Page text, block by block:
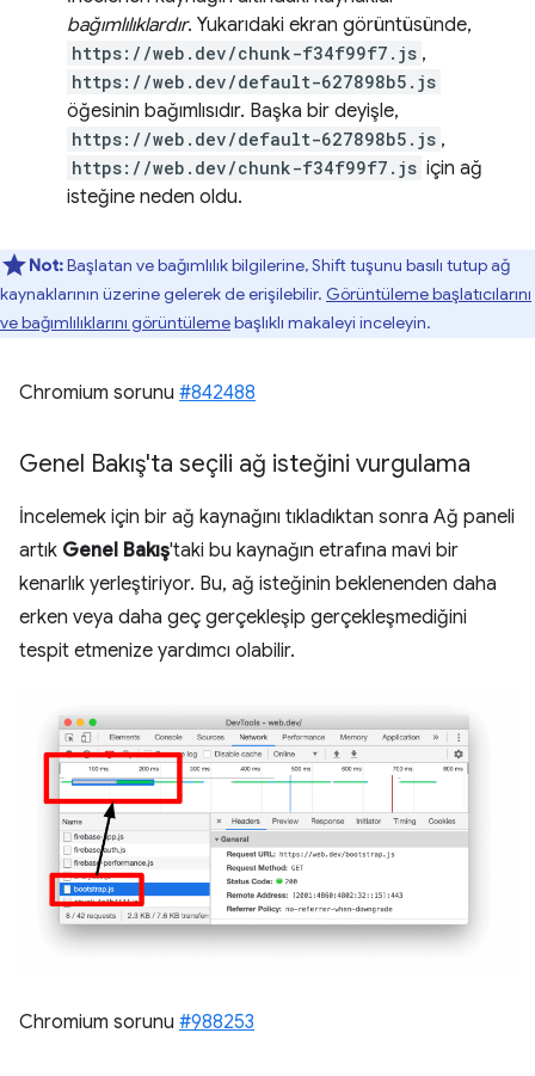
bağımlılıklardır. Yukarıdaki ekran görüntüsünde,
https://web.dev/chunk-f34f99f7.js ,
https://web.dev/default-627898b5.js
öğesinin bağımlısıdır. Başka bir deyişle,
https://web.dev/default-627898b5.js ,
https://web.dev/chunk-f34f99f7.js için ağ
isteğine neden oldu.
Not:Başlatan ve bağımlılık bilgilerine, Shift tuşunu basılı tutup ağ
kaynaklarının üzerine gelerek de erişilebilir. Görüntüleme başlatıcılarını
ve bağımlılıklarını görüntülemebaşlıklı makaleyi inceleyin.
Chromium sorunu #842488
Genel Bakış'ta seçili ağ isteğini vurgulama
İncelemek için bir ağ kaynağını tıkladıktan sonra Ağ paneli
artık Genel Bakış'taki bu kaynağın etrafına mavi bir
kenarlık yerleştiriyor. Bu, ağ isteğinin beklenenden daha
erken veya daha geç gerçekleşip gerçekleşmediğini
tespit etmenize yardımcı olabilir.
Chromium sorunu #988253